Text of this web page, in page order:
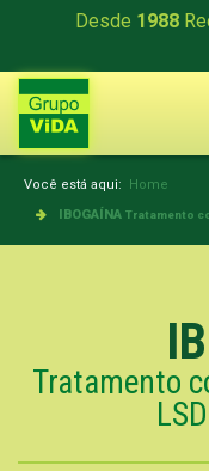
Desde 1988
Você está aqui: Home
IBOGAÍNA Tratamento
Tratamento